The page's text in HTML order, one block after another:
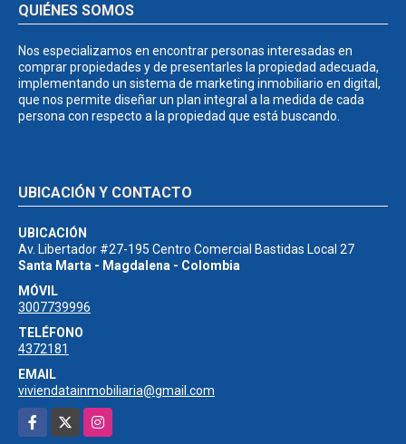
QUIÉNES SOMOS
Nos especializamos en encontrar personas interesadas en
comprar propiedades y de presentarles la propiedad adecuada,
implementando un sistema de marketing inmobiliario en digital,
que nos permite diseñar un plan integral a la medida de cada
persona con respecto a la propiedad que está buscando.
UBICACIÓN Y CONTACTO
UBICACIÓN
Av. Libertador #27-195 Centro Comercial Bastidas Local 27
Santa Marta - Magdalena - Colombia
MÓVIL
3007739996
TELÉFONO
4372181
EMAIL
viviendatainmobiliaria@gmail.com
Facebook
Instagram